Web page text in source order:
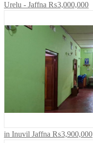
Urelu - Jaffna ₨3,000,000
in Inuvil Jaffna ₨3,900,000